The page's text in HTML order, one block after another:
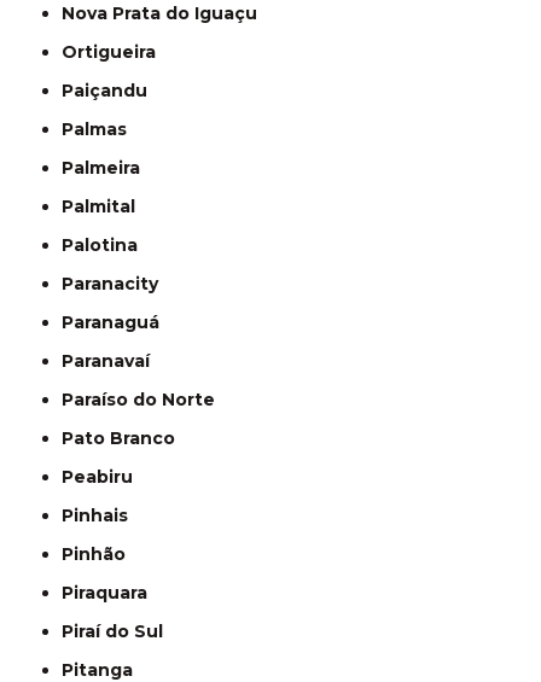
Nova Prata do Iguaçu
Ortigueira
Paiçandu
Palmas
Palmeira
Palmital
Palotina
Paranacity
Paranaguá
Paranavaí
Paraíso do Norte
Pato Branco
Peabiru
Pinhais
Pinhão
Piraquara
Piraí do Sul
Pitanga